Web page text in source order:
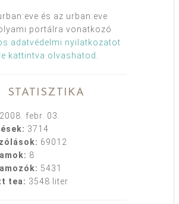
és az urban:eve
portálra vonatkozó
adatvédelmi nyilatkozatot
kattintva olvashatod
STATISZTIKA
2008. febr. 03.
3714
69012
8
5431
tea: 3548 liter